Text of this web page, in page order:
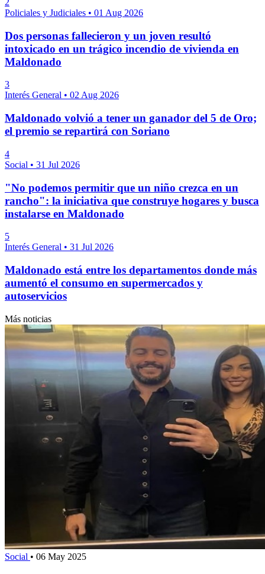
2
Policiales y Judiciales • 01 Aug 2026
Dos personas fallecieron y un joven resultó
intoxicado en un trágico incendio de vivienda en
Maldonado
3
Interés General • 02 Aug 2026
Maldonado volvió a tener un ganador del 5 de Oro;
el premio se repartirá con Soriano
4
Social • 31 Jul 2026
"No podemos permitir que un niño crezca en un
rancho": la iniciativa que construye hogares y busca
instalarse en Maldonado
5
Interés General • 31 Jul 2026
Maldonado está entre los departamentos donde más
aumentó el consumo en supermercados y
autoservicios
Más noticias
Social • 06 May 2025